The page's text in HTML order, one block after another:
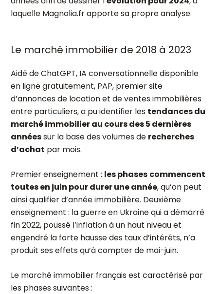
laquelle Magnolia.fr apporte sa propre analyse.
Le marché immobilier de 2018 à 2023
Aidé de ChatGPT, IA conversationnelle disponible
en ligne gratuitement, PAP, premier site
d’annonces de location et de ventes immobilières
entre particuliers, a pu identifier les tendances du
marché immobilier au cours des 5 dernières
annéessur la base des volumes de recherches
d’achat par mois.
Premier enseignement : les phases commencent
toutes en juin pour durer une année, qu’on peut
ainsi qualifier d’année immobilière. Deuxième
enseignement : la guerre en Ukraine qui a démarré
fin 2022, poussé l’inflation à un haut niveau et
engendré la forte hausse des taux d’intérêts, n’a
produit ses effets qu’à compter de mai-juin.
Le marché immobilier français est caractérisé par
les phases suivantes :